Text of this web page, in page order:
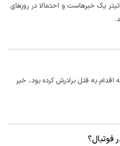
یک خبرهاست و احتمالا در روزهای
فردی که اقدام به قتل برادرش کرده بود، خبر
فوتبال؟